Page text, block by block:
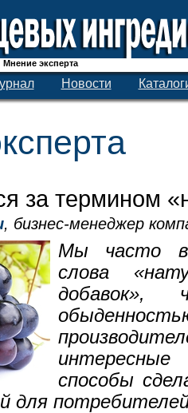
Мнение эксперта
Новости
за термином
, бизнес-менеджер
Мы часто
слова
способы
для